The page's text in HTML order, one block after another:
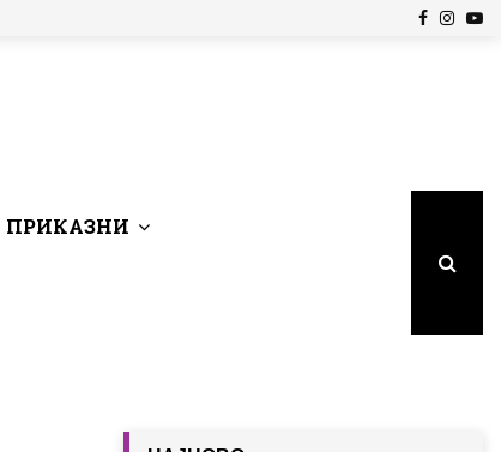
Facebook